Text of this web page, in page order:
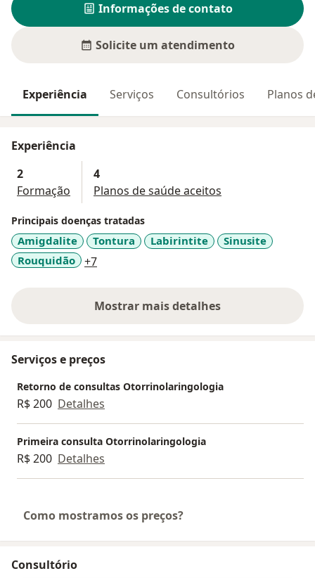
Informações de contato
Solicite um atendimento
Experiência Serviços Consultórios Planos
Experiência
2
Formação
4
Planos de saúde aceitos
Principais doenças tratadas
Amigdalite Tontura Labirintite
Sinusite
Rouquidão
+7a11y_sr_more_diseases
Mostrar mais detalhes
sobre a experiência
Serviços e preços
Retorno de consultas Otorrinolaringologia
R$ 200 Detalhes
Primeira consulta Otorrinolaringologia
R$ 200 Detalhes
Como mostramos os preços?
Consultório